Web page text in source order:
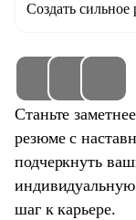
Создать сильное
Станьте
резюме с
подчеркнуть
шаг к карьере.